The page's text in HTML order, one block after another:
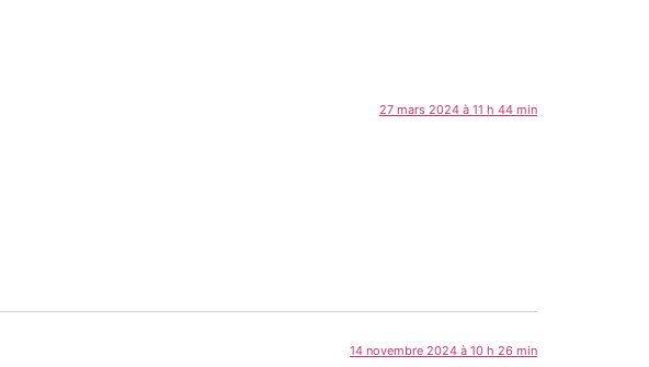
27 mars 2024 à 11 h 44 min
14 novembre 2024 à 10 h 26 min